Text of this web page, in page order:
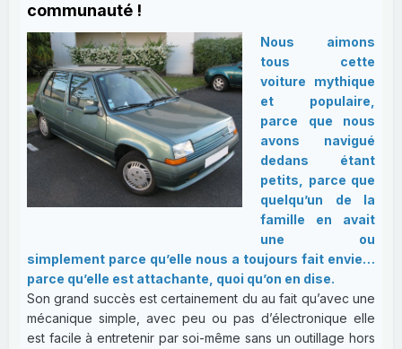
communauté !
Nous aimons
tous cette
voiture mythique
et populaire,
parce que nous
avons navigué
dedans étant
petits, parce que
quelqu’un de la
famille en avait
une ou
simplement parce qu’elle nous a toujours fait envie…
parce qu’elle est attachante, quoi qu’on en dise.
Son grand succès est certainement du au fait qu’avec une
mécanique simple, avec peu ou pas d’électronique elle
est facile à entretenir par soi-même sans un outillage hors